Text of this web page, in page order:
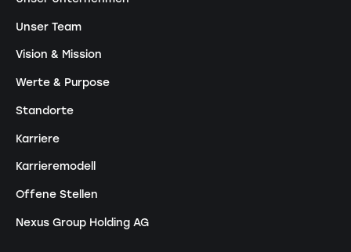
Unser Team
Vision & Mission
Werte & Purpose
Standorte
Karriere
Karrieremodell
Offene Stellen
Nexus Group Holding AG